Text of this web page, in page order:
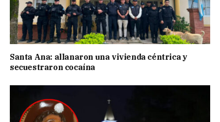
Santa Ana: allanaron una vivienda céntrica y
secuestraron cocaína